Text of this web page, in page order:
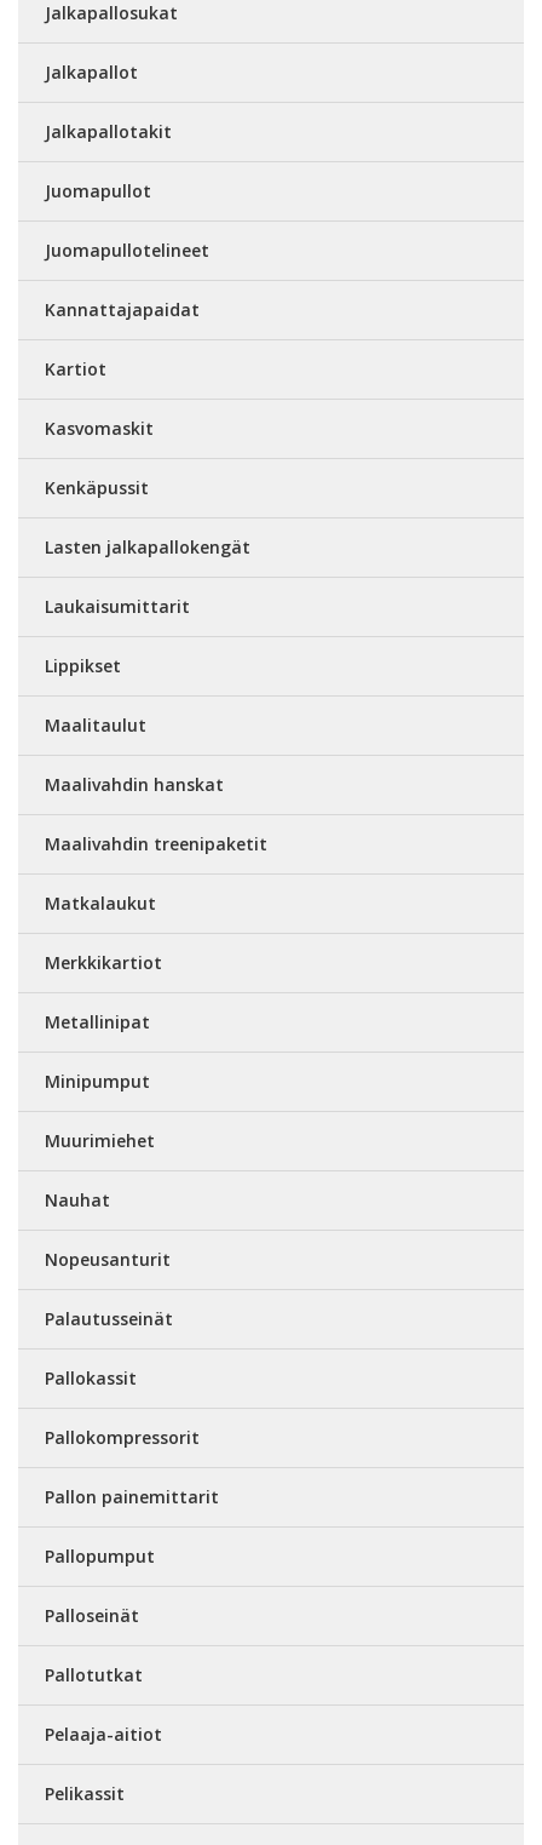
Jalkapallosukat
Jalkapallot
Jalkapallotakit
Juomapullot
Juomapullotelineet
Kannattajapaidat
Kartiot
Kasvomaskit
Kenkäpussit
Lasten jalkapallokengät
Laukaisumittarit
Lippikset
Maalitaulut
Maalivahdin hanskat
Maalivahdin treenipaketit
Matkalaukut
Merkkikartiot
Metallinipat
Minipumput
Muurimiehet
Nauhat
Nopeusanturit
Palautusseinät
Pallokassit
Pallokompressorit
Pallon painemittarit
Pallopumput
Palloseinät
Pallotutkat
Pelaaja-aitiot
Pelikassit